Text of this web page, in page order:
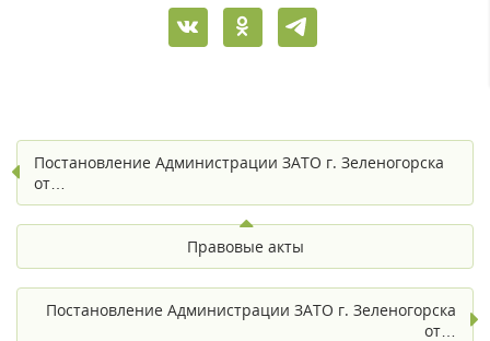
Постановление Администрации ЗАТО г. Зеленогорска
от…
Правовые акты
Постановление Администрации ЗАТО г. Зеленогорска
от…